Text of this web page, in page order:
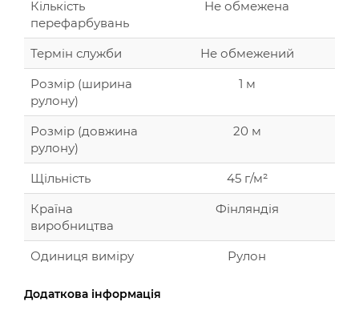
Кількість
перефарбувань
Не обмежена
Термін служби
Не обмежений
Розмір (ширина
рулону)
1 м
Розмір (довжина
рулону)
20 м
Щільність
45 г/м²
Країна
виробництва
Фінляндія
Одиниця виміру Рулон
Додаткова інформація